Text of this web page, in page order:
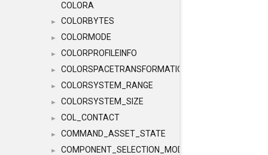
COLORA
► COLORBYTES
► COLORMODE
► COLORPROFILEINFO
► COLORSPACETRANSFORMATION
► COLORSYSTEM_RANGE
► COLORSYSTEM_SIZE
► COL_CONTACT
► COMMAND_ASSET_STATE
► COMPONENT_SELECTION_MODES